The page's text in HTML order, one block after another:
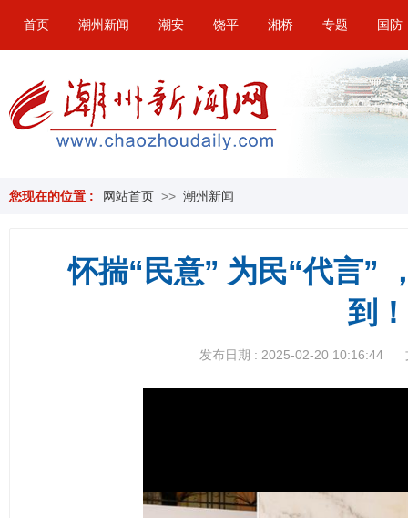
首页 潮州新闻 潮安 饶平 湘桥 专题 国防
您现在的位置 : 网站首页 >> 潮州新闻
怀揣“民意” 为民“代言”
到！
发布日期 : 2025-02-20 10:16:44